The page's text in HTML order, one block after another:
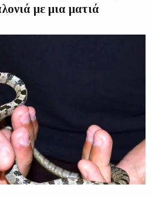
με μια ματιά